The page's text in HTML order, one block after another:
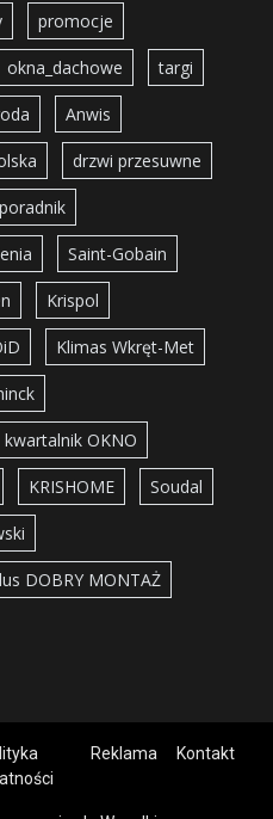
promocje
okna_dachowe targi
Anwis
drzwi przesuwne
poradnik
Saint-Gobain
Krispol
Klimas Wkręt-Met
kwartalnik OKNO
KRISHOME Soudal
DOBRY MONTAŻ
Reklama Kontakt